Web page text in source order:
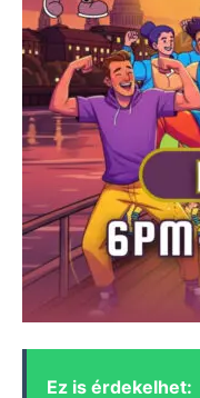
Ez is érdekelhet: